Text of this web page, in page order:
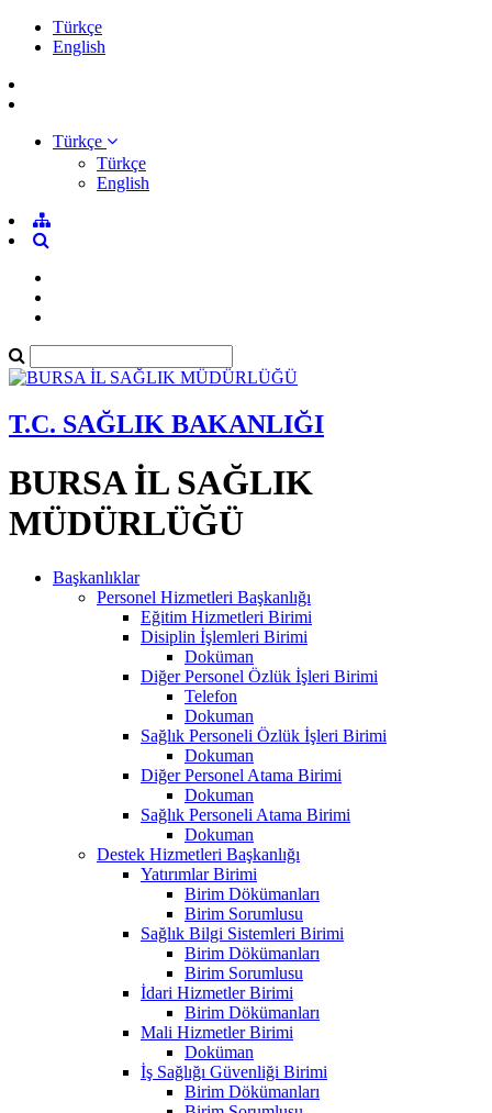
Türkçe
English
Türkçe
Türkçe
English
T.C. SAĞLIK BAKANLIĞI
BURSA İL SAĞLIK
MÜDÜRLÜĞÜ
Başkanlıklar
Personel Hizmetleri Başkanlığı
Eğitim Hizmetleri Birimi
Disiplin İşlemleri Birimi
Doküman
Diğer Personel Özlük İşleri Birimi
Telefon
Dokuman
Sağlık Personeli Özlük İşleri Birimi
Dokuman
Diğer Personel Atama Birimi
Dokuman
Sağlık Personeli Atama Birimi
Dokuman
Destek Hizmetleri Başkanlığı
Yatırımlar Birimi
Birim Dökümanları
Birim Sorumlusu
Sağlık Bilgi Sistemleri Birimi
Birim Dökümanları
Birim Sorumlusu
İdari Hizmetler Birimi
Birim Dökümanları
Mali Hizmetler Birimi
Doküman
İş Sağlığı Güvenliği Birimi
Birim Dökümanları